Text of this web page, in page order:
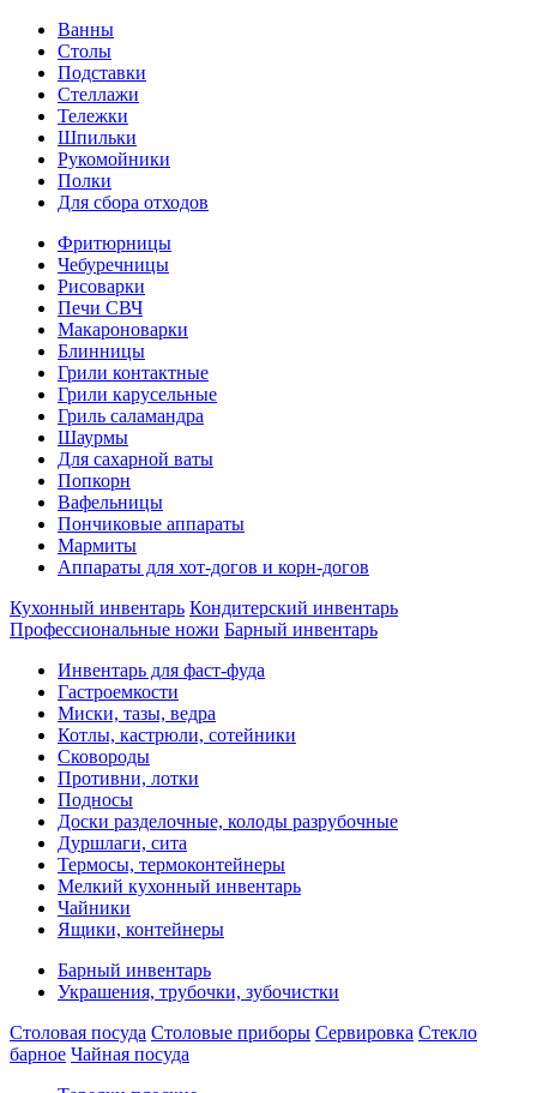
Ванны
Столы
Подставки
Стеллажи
Тележки
Шпильки
Рукомойники
Полки
Для сбора отходов
Фритюрницы
Чебуречницы
Рисоварки
Печи СВЧ
Макароноварки
Блинницы
Грили контактные
Грили карусельные
Гриль саламандра
Шаурмы
Для сахарной ваты
Попкорн
Вафельницы
Пончиковые аппараты
Мармиты
Аппараты для хот-догов и корн-догов
Кухонный инвентарь Кондитерский инвентарь
Профессиональные ножи Барный инвентарь
Инвентарь для фаст-фуда
Гастроемкости
Миски, тазы, ведра
Котлы, кастрюли, сотейники
Сковороды
Противни, лотки
Подносы
Доски разделочные, колоды разрубочные
Дуршлаги, сита
Термосы, термоконтейнеры
Мелкий кухонный инвентарь
Чайники
Ящики, контейнеры
Барный инвентарь
Украшения, трубочки, зубочистки
Столовая посуда Столовые приборы Сервировка Стекло
барное Чайная посуда